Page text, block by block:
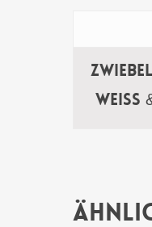
weiss